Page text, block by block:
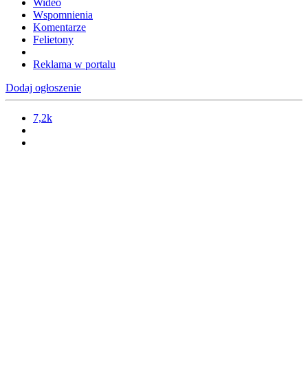
Wideo
Wspomnienia
Komentarze
Felietony
Reklama w portalu
Dodaj ogłoszenie
7,2k